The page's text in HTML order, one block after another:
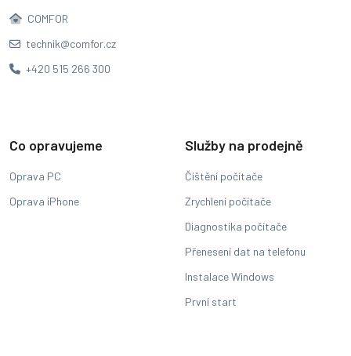
COMFOR
technik@comfor.cz
+420 515 266 300
Co opravujeme
Oprava PC
Oprava iPhone
Služby na prodejně
Čištění počítače
Zrychlení počítače
Diagnostika počítače
Přenesení dat na telefonu
Instalace Windows
První start